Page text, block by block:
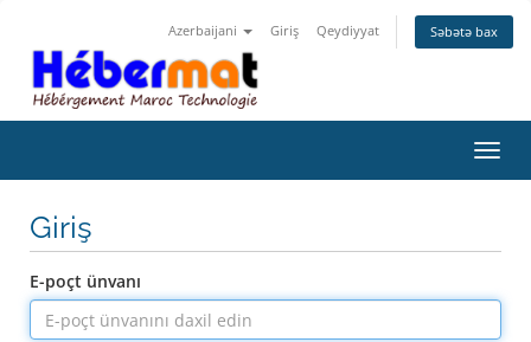
Azerbaijani Giriş Qeydiyyat Səbətə bax
Giriş
E-poçt ünvanı